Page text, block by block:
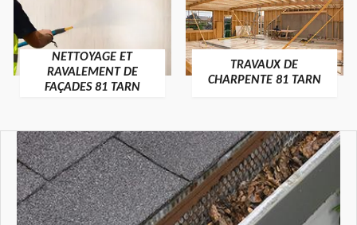
NETTOYAGE ET
RAVALEMENT DE
FAÇADES 81 TARN
TRAVAUX DE
CHARPENTE 81 TARN